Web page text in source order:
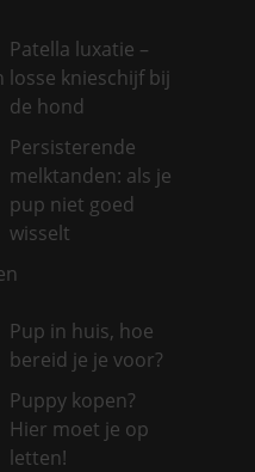
Patella luxatie –
losse knieschijf bij
de hond
Persisterende
melktanden: als je
pup niet goed
wisselt
Pup in huis, hoe
bereid je je voor?
Puppy kopen?
Hier moet je op
letten!